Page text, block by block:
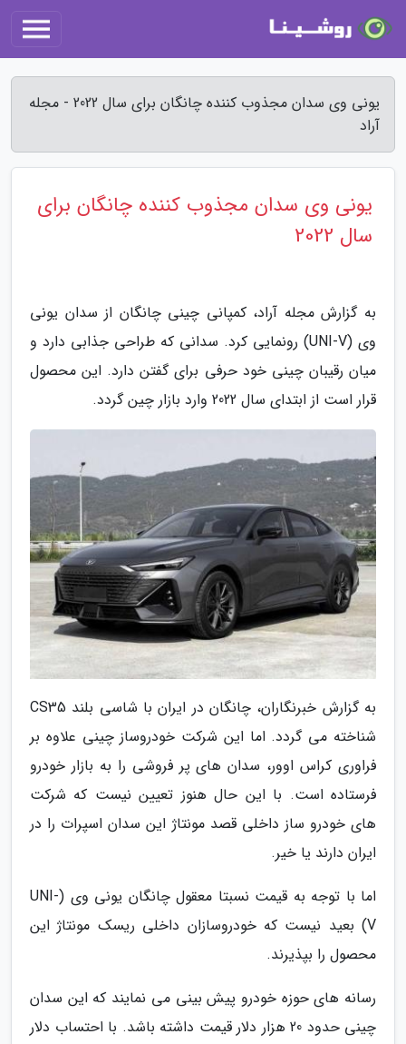
یونی وی سدان مجذوب کننده چانگان برای سال 2022 - مجله
آراد
یونی وی سدان مجذوب کننده چانگان برای
سال 2022
به گزارش مجله آراد، کمپانی چینی چانگان از سدان یونی
وی (UNI-V) رونمایی کرد. سدانی که طراحی جذابی دارد و
میان رقیبان چینی خود حرفی برای گفتن دارد. این محصول
قرار است از ابتدای سال 2022 وارد بازار چین گردد.
به گزارش خبرنگاران، چانگان در ایران با شاسی بلند CS35
شناخته می گردد. اما این شرکت خودروساز چینی علاوه بر
فراوری کراس اوور، سدان های پر فروشی را به بازار خودرو
فرستاده است. با این حال هنوز تعیین نیست که شرکت
های خودرو ساز داخلی قصد مونتاژ این سدان اسپرات را در
ایران دارند یا خیر.
اما با توجه به قیمت نسبتا معقول چانگان یونی وی (UNI-
V) بعید نیست که خودروسازان داخلی ریسک مونتاژ این
محصول را بپذیرند.
رسانه های حوزه خودرو پیش بینی می نمایند که این سدان
چینی حدود 20 هزار دلار قیمت داشته باشد. با احتساب دلار